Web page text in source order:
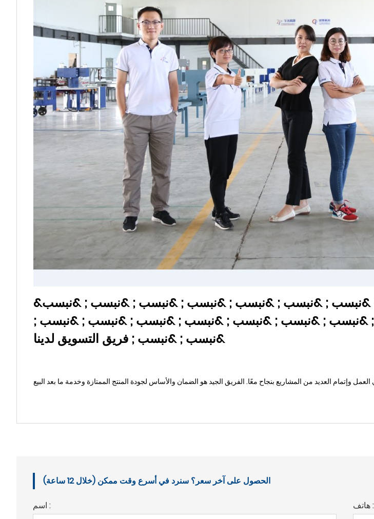
&نبسب ; &نبسب ; &نبسب ; &نبسب ; &نبسب ; &نبسب ; &نبسب ; &نبسب ; &نبسب ; &نبسب ; &نبسب ; &نبسب ; &نبسب
; &نبسب ; &نبسب ; &نبسب ; &نبسب ; &نبسب ; &نبسب ;
&نبسب ; &نبسب ; فريق التسويق لدينا
الحصول على آخر سعر؟ سنرد في أسرع وقت ممكن (خلال 12 ساعة)
اسم : هاتف :